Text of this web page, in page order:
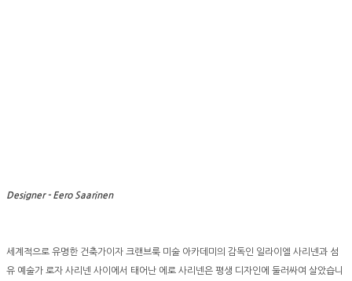
Designer - Eero Saarinen
세계적으로 유명한 건축가이자 크랜브룩 미술 아카데미의 감독인 일라이엘 사리넨과 섬
유 예술가 로자 사리넨 사이에서 태어난 에로 사리넨은 평생 디자인에 둘러싸여 살았습니